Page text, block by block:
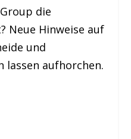
die
Neue Hinweise auf
und
lassen aufhorchen.